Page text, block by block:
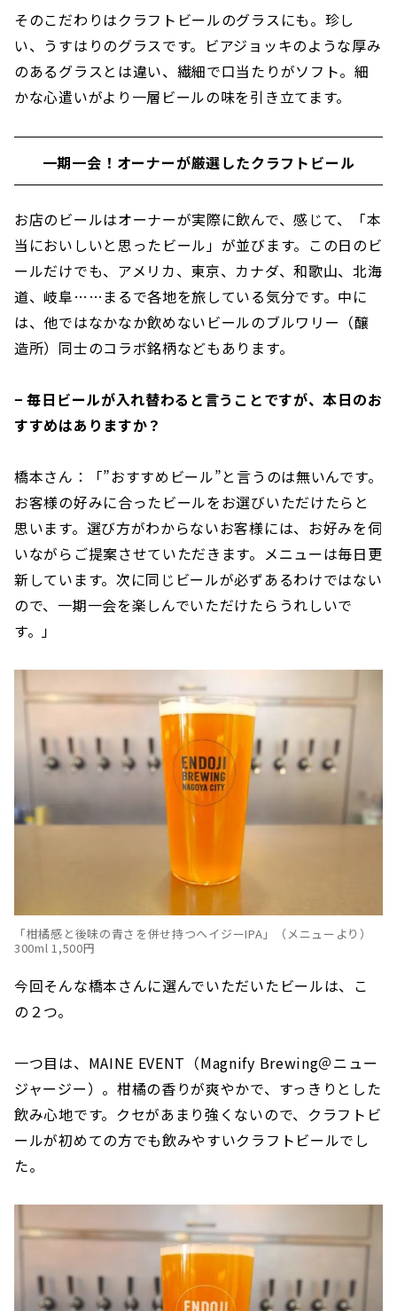
そのこだわりはクラフトビールのグラスにも。珍し
い、うすはりのグラスです。ビアジョッキのような厚み
のあるグラスとは違い、繊細で口当たりがソフト。細
かな心遣いがより一層ビールの味を引き立てます。
一期一会！オーナーが厳選したクラフトビール
お店のビールはオーナーが実際に飲んで、感じて、「本
当においしいと思ったビール」が並びます。この日のビ
ールだけでも、アメリカ、東京、カナダ、和歌山、北海
道、岐阜……まるで各地を旅している気分です。中に
は、他ではなかなか飲めないビールのブルワリー（醸
造所）同士のコラボ銘柄などもあります。
− 毎日ビールが入れ替わると言うことですが、本日のお
すすめはありますか？
橋本さん：「”おすすめビール”と言うのは無いんです。
お客様の好みに合ったビールをお選びいただけたらと
思います。選び方がわからないお客様には、お好みを伺
いながらご提案させていただきます。メニューは毎日更
新しています。次に同じビールが必ずあるわけではない
ので、一期一会を楽しんでいただけたらうれしいで
す。」
「柑橘感と後味の青さを併せ持つヘイジーIPA」（メニューより）
300ml 1,500円
今回そんな橋本さんに選んでいただいたビールは、こ
の２つ。
一つ目は、MAINE EVENT（Magnify Brewing＠ニュー
ジャージー）。柑橘の香りが爽やかで、すっきりとした
飲み心地です。クセがあまり強くないので、クラフトビ
ールが初めての方でも飲みやすいクラフトビールでし
た。